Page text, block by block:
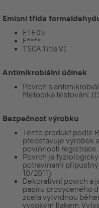
Emisní třída
E1 E05
F****
TSCA Title VI
Antimikrobiální účinek
Povrch s
Metodika testování
Bezpečnost výrobku
Tento produkt podle
představuje výrobek
povinnosti registrace.
Povrch je
potravinami
10/2011).
Dekorativní povrch a
papíru prosyceného
zcela vytvrdnou
vysokým tlakem.